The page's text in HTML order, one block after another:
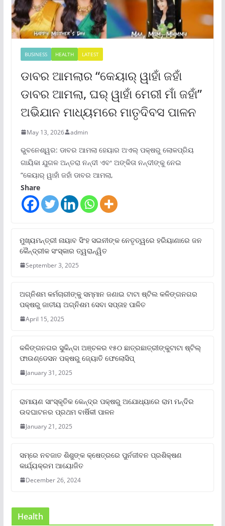
BUSINESS HEALTH LATEST
ଡାବର ଆମଲାର “କେୟାର୍ ୱାହାଁ ଜହାଁ
ଡାବର ଆମଲା, ଘର୍ ୱାହାଁ ମେରୀ ମାଁ ଜହାଁ”
ଅଭିଯାନ ମାଧ୍ୟମରେ ମାତୃଦିବସ ପାଳନ
May 13, 2026 admin
ଭୁବନେଶ୍ୱର: ଡାବର ଆମଲା ହେୟାର ଅଏଲ୍ ପକ୍ଷରୁ ଲୋକପ୍ରିୟ
ଗାୟିକା ଯୁଗଳ ଅନ୍ତରା ନନ୍ଦୀ ଏବଂ ଅଙ୍କିତା ନନ୍ଦୀଙ୍କୁ ନେଇ
“କେୟାର୍ ୱାହାଁ ଜହାଁ ଡାବର ଆମଲା,
Share
ମୁଖ୍ୟମନ୍ତ୍ରୀ ନାୟାବ ସିଂହ ସଇନୀଙ୍କ ନେତୃତ୍ୱରେ ହରିୟାଣାରେ ଜନ
କୈନ୍ଦ୍ରୀକ ସଂସ୍କାର ତ୍ୱରାନ୍ୱିତ
September 3, 2025
ଅଗ୍ନିଶମ କର୍ମଚାରୀଙ୍କୁ ସମ୍ମାନ ଜଣାଇ ଟାଟା ଷ୍ଟିଲ କଳିଙ୍ଗନଗର
ପକ୍ଷରୁ ଜାତୀୟ ଅଗ୍ନିଶମ ସେବା ସପ୍ତାହ ପାଳିତ
April 15, 2025
କଳିଙ୍ଗନଗର ସୁକିନ୍ଦା ଅଞ୍ଚଳର ୧୫୦ ଛାତ୍ରଛାତ୍ରୀଙ୍କୁଟାଟା ଷ୍ଟିଲ୍
ଫାଉଣ୍ଡେସନ ପକ୍ଷରୁ ଜ୍ୟୋତି ଫେଲୋସିପ୍‌
January 31, 2025
ରାମାୟଣ ସାଂସ୍କୃତିକ କେନ୍ଦ୍ର ପକ୍ଷରୁ ଅଯୋଧ୍ୟାରେ ରାମ ମନ୍ଦିର
ଉଦଘାଟନର ପ୍ରଥମ ବାର୍ଷିକୀ ପାଳନ
January 21, 2025
ସମ୍‌ରେ ନବଜାତ ଶିଶୁଙ୍କ କ୍ଷେତ୍ରରେ ପୁର୍ନଜୀବନ ପ୍ରଶିକ୍ଷଣ
କାର୍ଯ୍ୟକ୍ରମ ଆୟୋଜିତ
December 26, 2024
Health